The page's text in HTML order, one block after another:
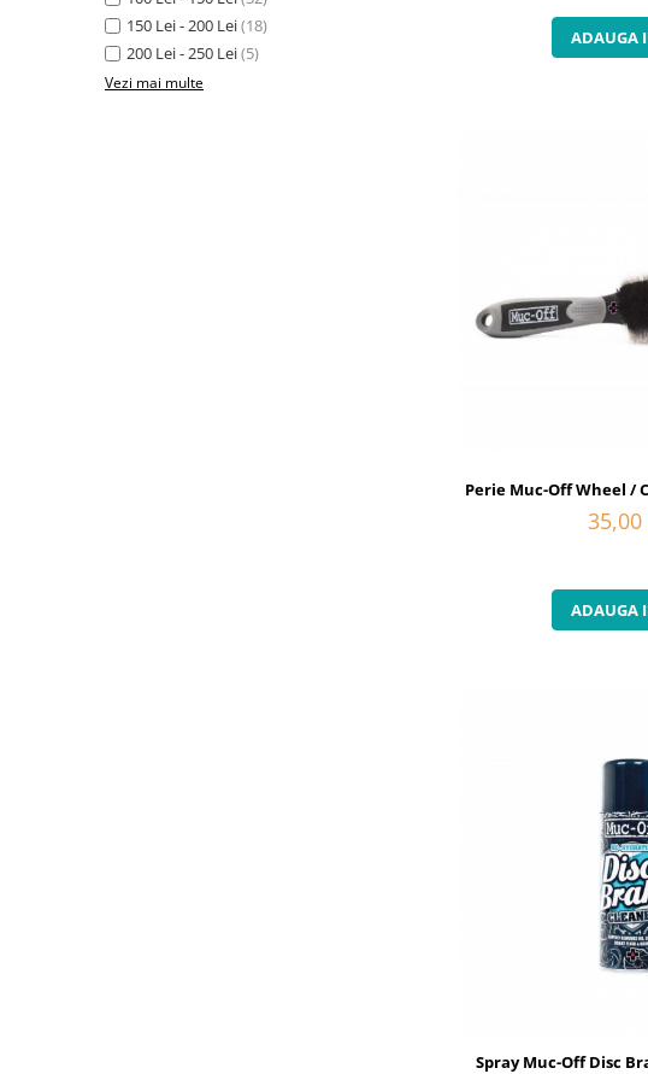
150 Lei - 200 Lei(18)
200 Lei - 250 Lei(5)
Vezi mai multe
ADAUGA
Perie Muc-Off Wheel
35,00
ADAUGA
Spray Muc-Off Disc